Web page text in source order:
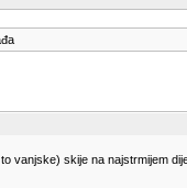
vanjske) skije na najstrmijem